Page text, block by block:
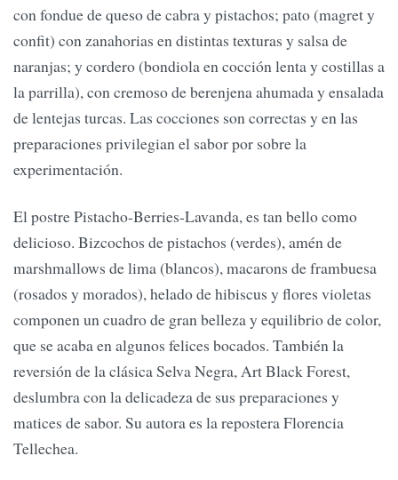
con fondue de queso de cabra y pistachos; pato (magret y
confit) con zanahorias en distintas texturas y salsa de
naranjas; y cordero (bondiola en cocción lenta y costillas a
la parrilla), con cremoso de berenjena ahumada y ensalada
de lentejas turcas. Las cocciones son correctas y en las
preparaciones privilegian el sabor por sobre la
experimentación.
El postre Pistacho-Berries-Lavanda, es tan bello como
delicioso. Bizcochos de pistachos (verdes), amén de
marshmallows de lima (blancos), macarons de frambuesa
(rosados y morados), helado de hibiscus y flores violetas
componen un cuadro de gran belleza y equilibrio de color,
que se acaba en algunos felices bocados. También la
reversión de la clásica Selva Negra, Art Black Forest,
deslumbra con la delicadeza de sus preparaciones y
matices de sabor. Su autora es la repostera Florencia
Tellechea.